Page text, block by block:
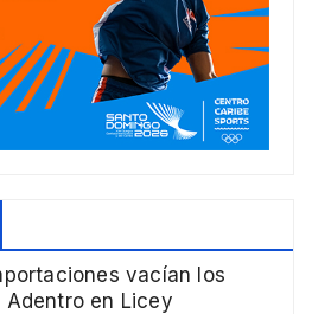
vacían los
en Licey